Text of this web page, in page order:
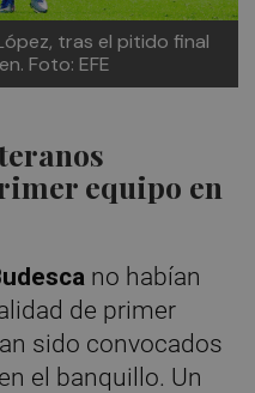
tras el pitido final
Foto: EFE
equipo en
no habían
de primer
sido convocados
el banquillo. Un